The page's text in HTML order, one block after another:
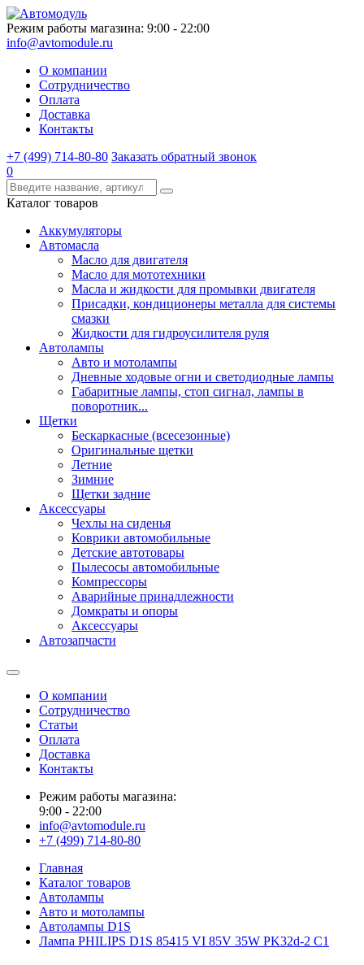
Режим работы магазина: 9:00 - 22:00
info@avtomodule.ru
О компании
Сотрудничество
Оплата
Доставка
Контакты
+7 (499) 714-80-80 Заказать обратный звонок
0
Каталог товаров
Аккумуляторы
Автомасла
Масло для двигателя
Масло для мототехники
Масла и жидкости для промывки двигателя
Присадки, кондиционеры металла для системы
смазки
Жидкости для гидроусилителя руля
Автолампы
Авто и мотолампы
Дневные ходовые огни и светодиодные лампы
Габаритные лампы, стоп сигнал, лампы в
поворотник...
Щетки
Бескаркасные (всесезонные)
Оригинальные щетки
Летние
Зимние
Щетки задние
Аксессуары
Чехлы на сиденья
Коврики автомобильные
Детские автотовары
Пылесосы автомобильные
Компрессоры
Аварийные принадлежности
Домкраты и опоры
Аксессуары
Автозапчасти
О компании
Сотрудничество
Статьи
Оплата
Доставка
Контакты
Режим работы магазина:
9:00 - 22:00
info@avtomodule.ru
+7 (499) 714-80-80
Главная
Каталог товаров
Автолампы
Авто и мотолампы
Автолампы D1S
Лампа PHILIPS D1S 85415 VI 85V 35W PK32d-2 C1